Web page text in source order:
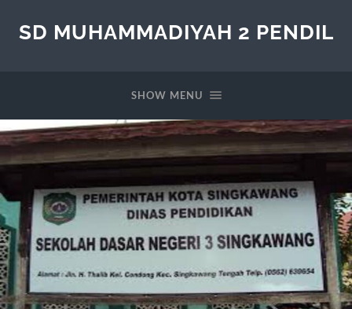
SD MUHAMMADIYAH 2 PENDIL
SHOW MENU